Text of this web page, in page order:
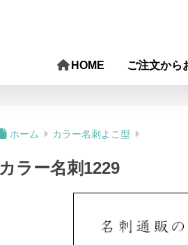
HOME ご注文から
ホーム カラー名刺よこ型
カラー名刺1229